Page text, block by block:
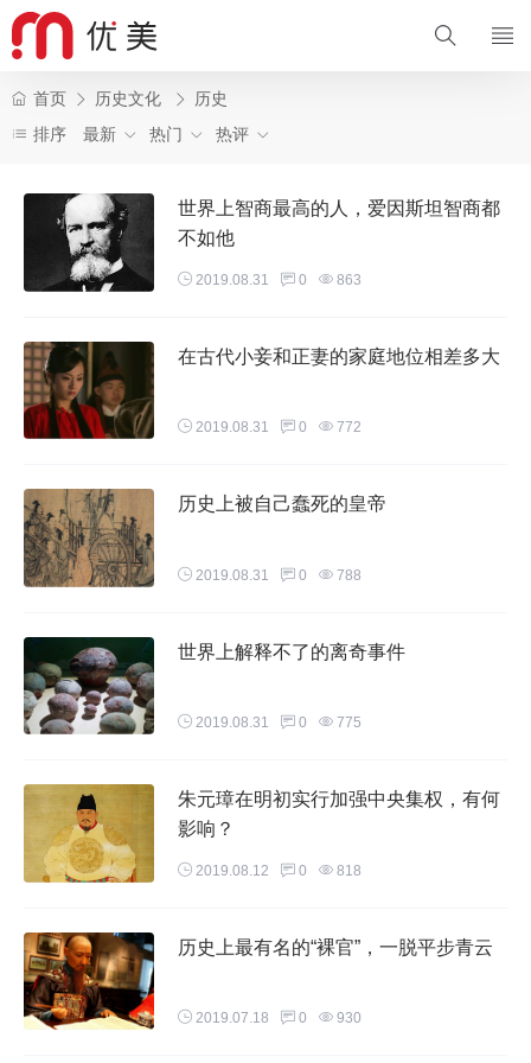
首页 历史文化
历史
排序
最新 热门 热评
世界上智商最高的人，爱因斯坦智商都
不如他
2019.08.31 0 863
在古代小妾和正妻的家庭地位相差多大
2019.08.31 0 772
历史上被自己蠢死的皇帝
2019.08.31 0 788
世界上解释不了的离奇事件
2019.08.31 0 775
朱元璋在明初实行加强中央集权，有何
影响？
2019.08.12 0 818
历史上最有名的“裸官”，一脱平步青云
2019.07.18 0 930